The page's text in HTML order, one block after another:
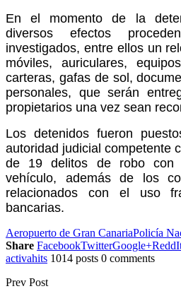
En el momento de la
diversos efectos
investigados, entre ellos un
móviles, auriculares,
carteras, gafas de sol,
personales, que serán
propietarios una vez sean
Los detenidos fueron
autoridad judicial competente
de 19 delitos de robo con
vehículo, además de los
relacionados con el uso
bancarias.
Aeropuerto de Gran CanariaPolicía
Share FacebookTwitterGoogle+
activahits 1014 posts 0 comments
Prev Post